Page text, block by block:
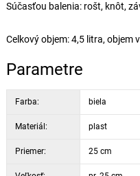
Súčasťou balenia: rošt, knôt,
Celkový objem: 4,5 litra, objem
Parametre
Farba: biela
Materiál: plast
Priemer: 25 cm